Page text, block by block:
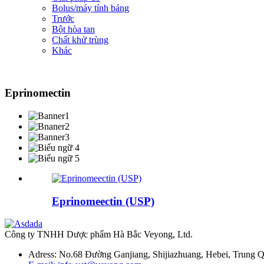
Bolus/máy tính bảng
Trước
Bột hòa tan
Chất khử trùng
Khác
Eprinomectin
Eprinomeectin (USP)
Công ty TNHH Dược phẩm Hà Bắc Veyong, Ltd.
Adress: No.68 Đường Ganjiang, Shijiazhuang, Hebei, Trung